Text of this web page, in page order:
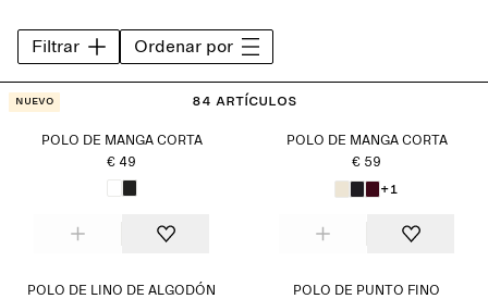
Filtrar Ordenar por
84 artículos
Nuevo
POLO DE MANGA CORTA
€ 49
POLO DE MANGA CORTA
€ 59
+1
POLO DE LINO DE ALGODÓN
POLO DE PUNTO FINO